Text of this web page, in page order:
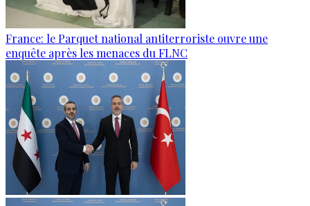
France: le Parquet national antiterroriste ouvre une
enquête après les menaces du FLNC